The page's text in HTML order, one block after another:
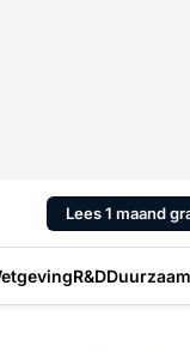
Lees 1 maand
R&D